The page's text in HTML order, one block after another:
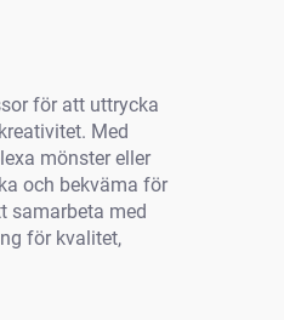
för att uttrycka
Med
mönster eller
och bekväma för
samarbeta med
för kvalitet,